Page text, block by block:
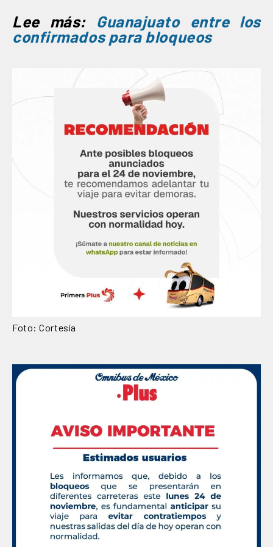
Lee más: Guanajuato entre los
confirmados para bloqueos
Foto: Cortesía